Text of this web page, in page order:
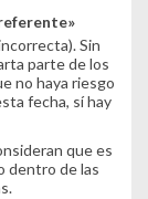
Sin
parte de los
no haya riesgo
fecha, sí hay
que es
dentro de las